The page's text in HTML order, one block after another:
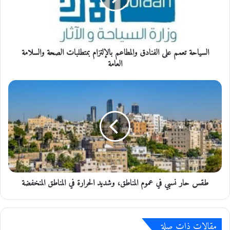
ل
ل
ف
ن
ا
د
ق
ل
السياحة تعمم على الفنادق والمطاعم بالإلتزام بمتطلبات الصحة والسلامة
العامة
ط
ح
ا
ر
ن
س
ب
طقس حار نسبي في عموم المناطق، وشديد الحرارة في المناطق المنخفضة
مقالات ذات صلة